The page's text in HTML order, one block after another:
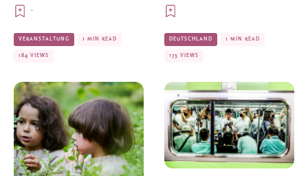
·
VERANSTALTUNG 1 MIN READ
184 VIEWS
DEUTSCHLAND 1 MIN READ
173 VIEWS